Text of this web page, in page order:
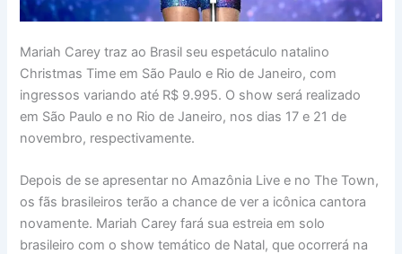
Mariah Carey traz ao Brasil seu espetáculo natalino
Christmas Time em São Paulo e Rio de Janeiro, com
ingressos variando até R$ 9.995. O show será realizado
em São Paulo e no Rio de Janeiro, nos dias 17 e 21 de
novembro, respectivamente.
Depois de se apresentar no Amazônia Live e no The Town,
os fãs brasileiros terão a chance de ver a icônica cantora
novamente. Mariah Carey fará sua estreia em solo
brasileiro com o show temático de Natal, que ocorrerá na